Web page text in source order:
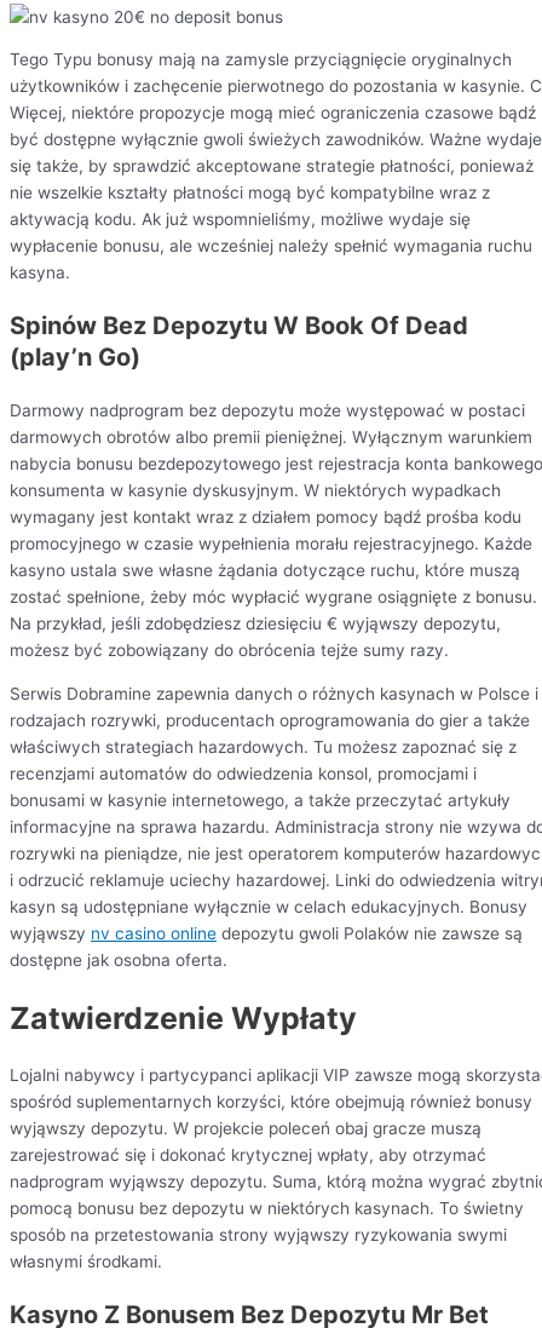
Tego Typu bonusy mają na zamysle przyciągnięcie oryginalnych
użytkowników i zachęcenie pierwotnego do pozostania w kasynie.
Więcej, niektóre propozycje mogą mieć ograniczenia czasowe bądź
być dostępne wyłącznie gwoli świeżych zawodników. Ważne wydaje
się także, by sprawdzić akceptowane strategie płatności, ponieważ
nie wszelkie kształty płatności mogą być kompatybilne wraz z
aktywacją kodu. Ak już wspomnieliśmy, możliwe wydaje się
wypłacenie bonusu, ale wcześniej należy spełnić wymagania ruchu
kasyna.
Spinów Bez Depozytu W Book Of Dead
(play’n Go)
Darmowy nadprogram bez depozytu może występować w postaci
darmowych obrotów albo premii pieniężnej. Wyłącznym warunkiem
nabycia bonusu bezdepozytowego jest rejestracja konta bankowego
konsumenta w kasynie dyskusyjnym. W niektórych wypadkach
wymagany jest kontakt wraz z działem pomocy bądź prośba kodu
promocyjnego w czasie wypełnienia morału rejestracyjnego. Każde
kasyno ustala swe własne żądania dotyczące ruchu, które muszą
zostać spełnione, żeby móc wypłacić wygrane osiągnięte z bonusu.
Na przykład, jeśli zdobędziesz dziesięciu € wyjąwszy depozytu,
możesz być zobowiązany do obrócenia tejże sumy razy.
Serwis Dobramine zapewnia danych o różnych kasynach w Polsce i
rodzajach rozrywki, producentach oprogramowania do gier a także
właściwych strategiach hazardowych. Tu możesz zapoznać się z
recenzjami automatów do odwiedzenia konsol, promocjami i
bonusami w kasynie internetowego, a także przeczytać artykuły
informacyjne na sprawa hazardu. Administracja strony nie wzywa
rozrywki na pieniądze, nie jest operatorem komputerów
i odrzucić reklamuje uciechy hazardowej. Linki do odwiedzenia
kasyn są udostępniane wyłącznie w celach edukacyjnych. Bonusy
wyjąwszy nv casino online depozytu gwoli Polaków nie zawsze są
dostępne jak osobna oferta.
Zatwierdzenie Wypłaty
Lojalni nabywcy i partycypanci aplikacji VIP zawsze mogą
spośród suplementarnych korzyści, które obejmują również bonusy
wyjąwszy depozytu. W projekcie poleceń obaj gracze muszą
zarejestrować się i dokonać krytycznej wpłaty, aby otrzymać
nadprogram wyjąwszy depozytu. Suma, którą można wygrać
pomocą bonusu bez depozytu w niektórych kasynach. To świetny
sposób na przetestowania strony wyjąwszy ryzykowania swymi
własnymi środkami.
Kasyno Z Bonusem Bez Depozytu Mr Bet